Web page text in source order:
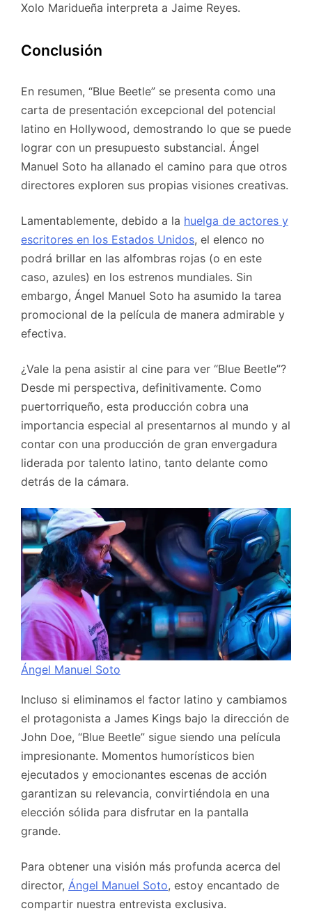
Xolo Maridueña interpreta a Jaime Reyes.
Conclusión
En resumen, “Blue Beetle” se presenta como una
carta de presentación excepcional del potencial
latino en Hollywood, demostrando lo que se puede
lograr con un presupuesto substancial. Ángel
Manuel Soto ha allanado el camino para que otros
directores exploren sus propias visiones creativas.
Lamentablemente, debido a la huelga de actores y
escritores en los Estados Unidos, el elenco no
podrá brillar en las alfombras rojas (o en este
caso, azules) en los estrenos mundiales. Sin
embargo, Ángel Manuel Soto ha asumido la tarea
promocional de la película de manera admirable y
efectiva.
¿Vale la pena asistir al cine para ver “Blue Beetle”?
Desde mi perspectiva, definitivamente. Como
puertorriqueño, esta producción cobra una
importancia especial al presentarnos al mundo y al
contar con una producción de gran envergadura
liderada por talento latino, tanto delante como
detrás de la cámara.
Ángel Manuel Soto
Incluso si eliminamos el factor latino y cambiamos
el protagonista a James Kings bajo la dirección de
John Doe, “Blue Beetle” sigue siendo una película
impresionante. Momentos humorísticos bien
ejecutados y emocionantes escenas de acción
garantizan su relevancia, convirtiéndola en una
elección sólida para disfrutar en la pantalla
grande.
Para obtener una visión más profunda acerca del
director, Ángel Manuel Soto, estoy encantado de
compartir nuestra entrevista exclusiva.